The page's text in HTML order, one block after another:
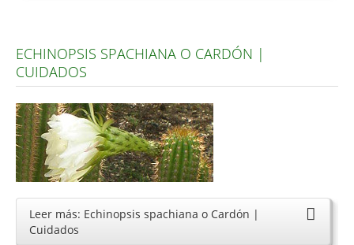
Fotos
Flores y Plantas
Árboles y Palmeras
Arbustos y Trepadoras
Cactus y Suculentas
ECHINOPSIS SPACHIANA O CARDÓN |
CUIDADOS
Leer más: Echinopsis spachiana o Cardón |
Cuidados